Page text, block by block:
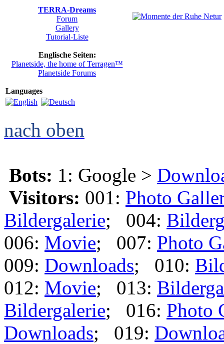
TERRA-Dreams
Forum
Gallery
Tutorial-Liste
Englische Seiten:
Planetside, the home of Terragen™
Planetside Forums
Languages
nach oben
Bots: 1: Google >
Visitors: 001: Photo
Bildergalerie; 004:
006: Movie; 007: Photo
009: Downloads; 010:
012: Movie; 013:
Bildergalerie; 016: Photo
Downloads; 019: